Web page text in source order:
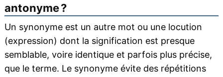
antonyme ?
Un synonyme est un autre mot ou une locution
(expression) dont la signification est presque
semblable, voire identique et parfois plus précise,
que le terme. Le synonyme évite des répétitions